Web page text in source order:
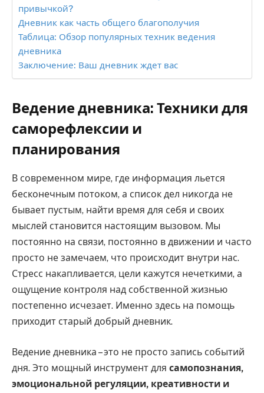
привычкой?
Дневник как часть общего благополучия
Таблица: Обзор популярных техник ведения
дневника
Заключение: Ваш дневник ждет вас
Ведение дневника: Техники для
саморефлексии и
планирования
В современном мире, где информация льется
бесконечным потоком, а список дел никогда не
бывает пустым, найти время для себя и своих
мыслей становится настоящим вызовом. Мы
постоянно на связи, постоянно в движении и часто
просто не замечаем, что происходит внутри нас.
Стресс накапливается, цели кажутся нечеткими, а
ощущение контроля над собственной жизнью
постепенно исчезает. Именно здесь на помощь
приходит старый добрый дневник.
Ведение дневника – это не просто запись событий
дня. Это мощный инструмент для самопознания,
эмоциональной регуляции, креативности и